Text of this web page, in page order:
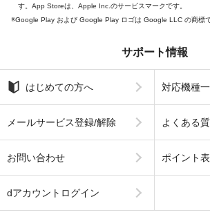
す。App Storeは、Apple Inc.のサービスマークです。
Google Play および Google Play ロゴは Google LLC の商標で
サポート情報
はじめての方へ 対応機種
メールサービス登録/解除 よくある
お問い合わせ ポイント
dアカウントログイン